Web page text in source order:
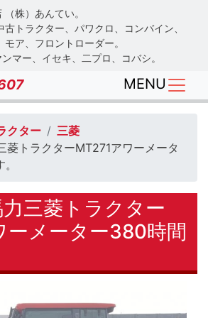
Skip
to
main
content
株）あんてい。
トラクター、パワクロ、コンバイン、
ア、フロントローダー。
マー、イセキ、二プロ、コバシ。
MENU
クター
三菱
菱トラクターMT271アワーメータ
三菱トラクター
ーメーター380時間